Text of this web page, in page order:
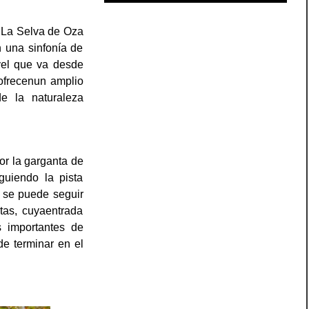
Selva de Oza
una sinfonía de
que va desde
amplio
la naturaleza
la garganta de
la pista
puede seguir
cuyaentrada
importantes de
terminar en el